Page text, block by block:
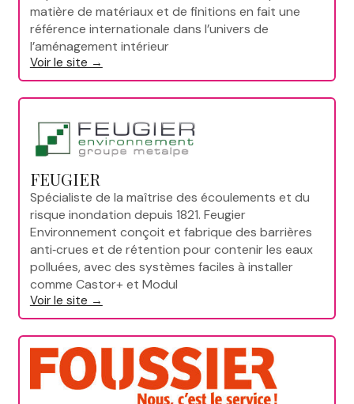
matière de matériaux et de finitions en fait une
référence internationale dans l’univers de
l’aménagement intérieur
Voir le site →
FEUGIER
Spécialiste de la maîtrise des écoulements et du
risque inondation depuis 1821. Feugier
Environnement conçoit et fabrique des barrières
anti‑crues et de rétention pour contenir les eaux
polluées, avec des systèmes faciles à installer
comme Castor+ et Modul
Voir le site →